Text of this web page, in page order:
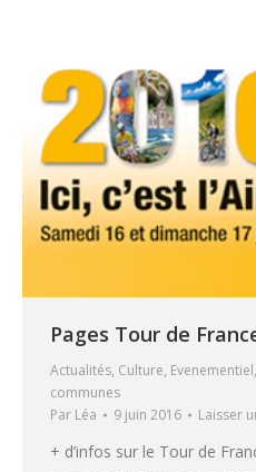
Pages Tour de
Actualités, Culture, Evenementiel,
communes
Par Léa 9 juin 2016 Laisser
+ d’infos sur le Tour de